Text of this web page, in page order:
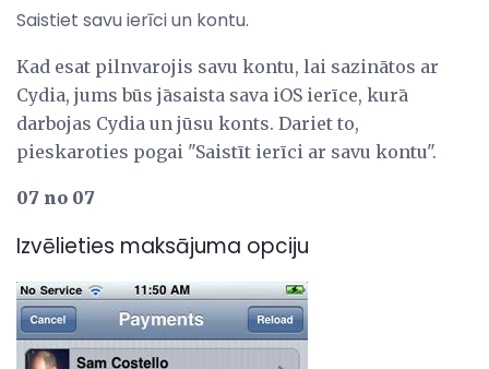
Saistiet savu ierīci un kontu.
Kad esat pilnvarojis savu kontu, lai sazinātos ar
Cydia, jums būs jāsaista sava iOS ierīce, kurā
darbojas Cydia un jūsu konts. Dariet to,
pieskaroties pogai "Saistīt ierīci ar savu kontu".
07 no 07
Izvēlieties maksājuma opciju